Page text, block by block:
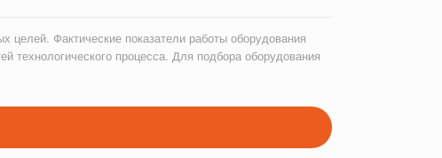
целей. Фактические показатели работы оборудования
технологического процесса. Для подбора оборудования